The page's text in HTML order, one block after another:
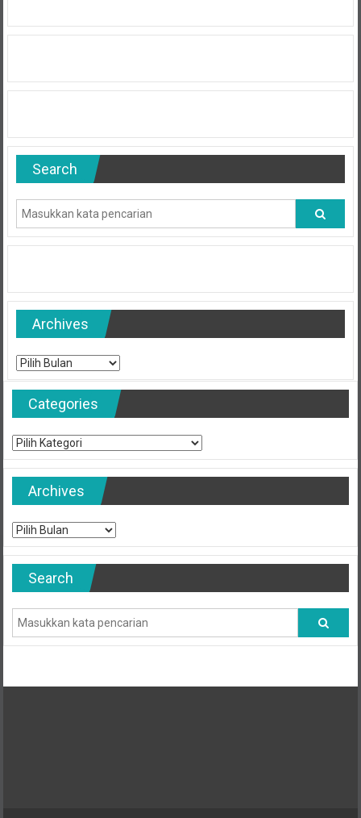
Search
Archives
Archives
Categories
Categories
Archives
Archives
Search